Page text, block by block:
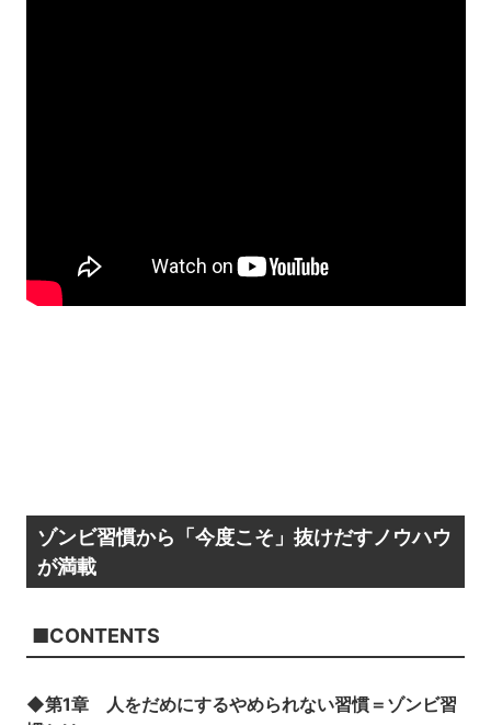
ゾンビ習慣から「今度こそ」抜けだすノウハウ
が満載
■CONTENTS
◆第1章 人をだめにするやめられない習慣＝ゾンビ習